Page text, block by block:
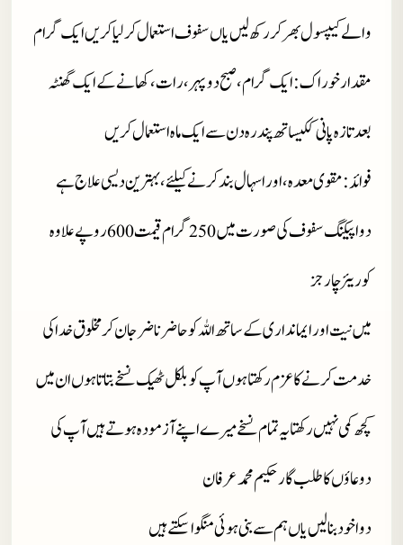
والے کیپسول بھر کررکھ لیں یاں سفوف استعمال کر لیا کریں ایک گرام
مقدار خوراک : ایک گرام، صبح دوپہر، رات، کھانے کے ایک گھنٹہ
بعد تازہ پانی ککیساتھ پندرہ دن سے ایک ماہ استعمال کریں
فوائد : مقوی معدہ، اور اسہال بند کرنے کیلئے، بہترین دیسی علاج ہے
دوا پیکنگ سفوف کی صورت میں250گرام قیمت600روپے علاوہ
کوریئر چارجز
میں نیت اور ایمانداری کے ساتھ اللہ کو حاضر ناضر جان کر مخلوق خدا کی
خدمت کرنے کا عزم رکھتا ہوں آپ کو بلکل ٹھیک نسخے بتاتا ہوں ان میں
کچھ کمی نہیں رکھتا یہ تمام نسخے میرے اپنے آزمودہ ہوتے ہیں آپ کی
دوعاؤں کا طلب گار حکیم محمد عرفان
دوا خود بنا لیں یاں ہم سے بنی ہوئی منگوا سکتے ہیں